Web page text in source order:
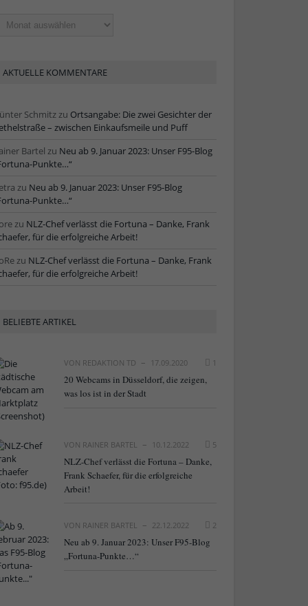
AKTUELLE KOMMENTARE
Schmitzzu Ortsangabe: Die zwei Gesichter der
– zwischen Einkaufsmeile und Puff
Bartel zu Neu ab 9. Januar 2023: Unser F95-Blog
Punkte…“
zu Neu ab 9. Januar 2023: Unser F95-Blog
Punkte…“
zu NLZ-Chef verlässt die Fortuna – Danke, Frank
für die erfolgreiche Arbeit!
zu NLZ-Chef verlässt die Fortuna – Danke, Frank
für die erfolgreiche Arbeit!
BELIEBTE ARTIKEL
VON REDAKTION TD 17.09.2020 1
20 Webcams in Düsseldorf, die zeigen,
was los ist in der Stadt
VON RAINER BARTEL 10.12.2022 5
NLZ-Chef verlässt die Fortuna – Danke,
Frank Schaefer, für die erfolgreiche
Arbeit!
VON RAINER BARTEL 22.12.2022 2
Neu ab 9. Januar 2023: Unser F95-Blog
„Fortuna-Punkte…“